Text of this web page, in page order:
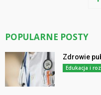
POPULARNE POSTY
Zdrowie
Edukacja i